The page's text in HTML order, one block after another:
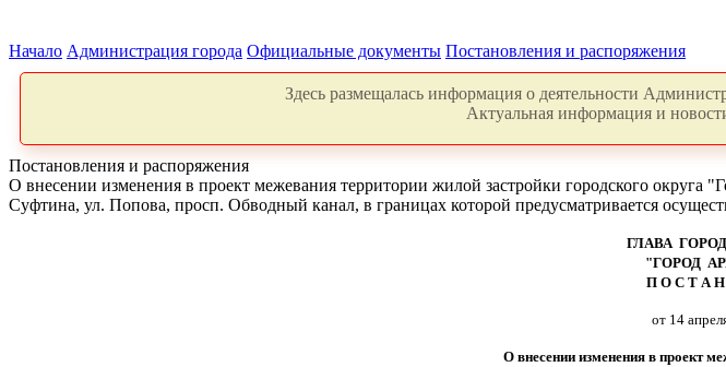
Начало Администрация города Официальные документы Постановления и распоряжения
Здесь размещалась информация о деятельности
Актуальная информация и
Постановления и распоряжения
О внесении изменения в проект межевания территории жилой застройки городского округа
Суфтина, ул. Попова, просп. Обводный канал, в границах которой предусматривается
ГЛАВА
"ГОРОД
П О С Т А
от 14
О внесении изменения в проект